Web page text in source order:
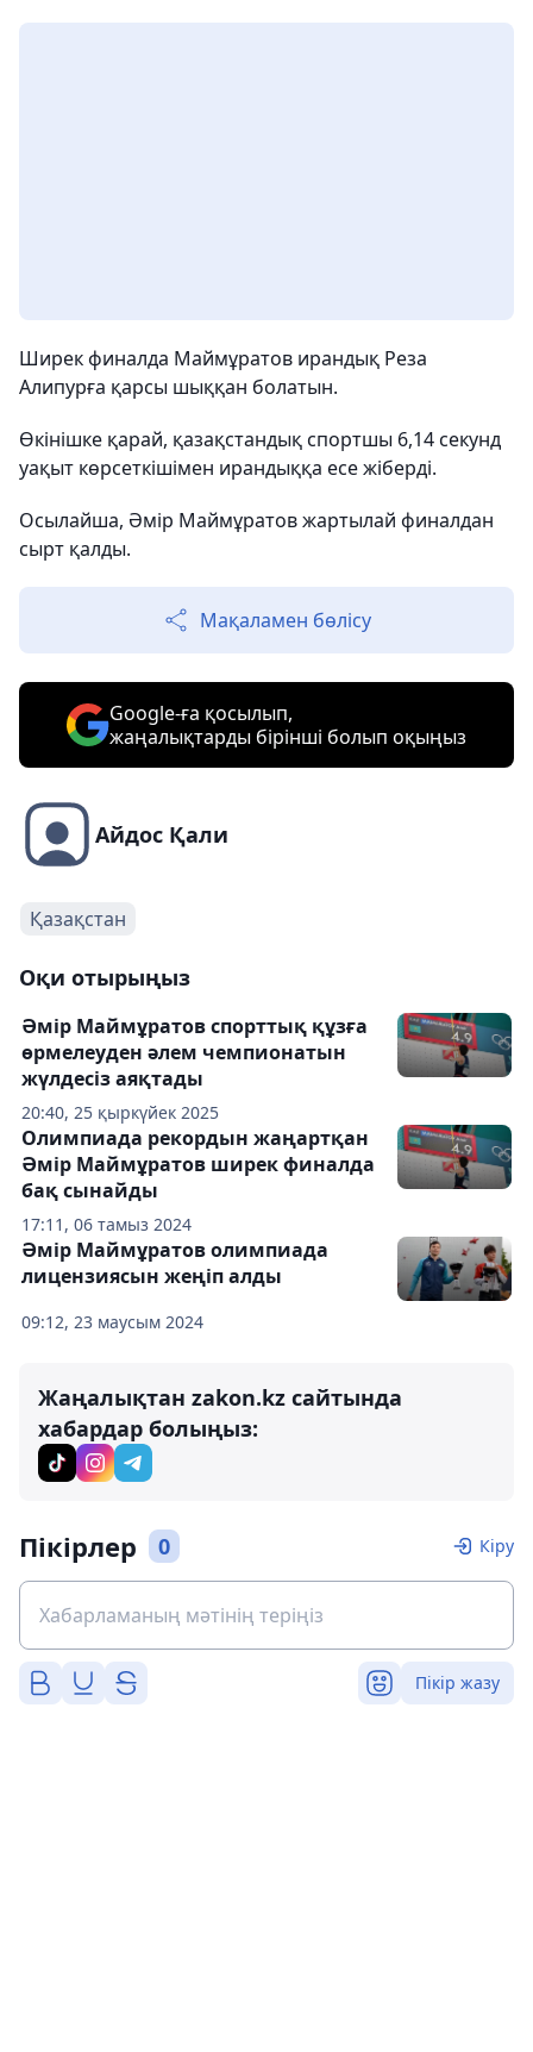
Ширек финалда Маймұратов ирандық Реза
Алипурға қарсы шыққан болатын.
Өкінішке қарай, қазақстандық спортшы 6,14 секунд
уақыт көрсеткішімен ирандыққа есе жіберді.
Осылайша, Әмір Маймұратов жартылай финалдан
сырт қалды.
Мақаламен бөлісу
Google-ға қосылып,
жаңалықтарды бірінші болып оқыңыз
Айдос Қали
Қазақстан
Оқи отырыңыз
20:40, 25 қыркүйек 2025
Әмір Маймұратов спорттық құзға
өрмелеуден әлем чемпионатын
жүлдесіз аяқтады
17:11, 06 тамыз 2024
Олимпиада рекордын жаңартқан
Әмір Маймұратов ширек финалда
бақ сынайды
09:12, 23 маусым 2024
Әмір Маймұратов олимпиада
лицензиясын жеңіп алды
Жаңалықтан zakon.kz сайтында
хабардар болыңыз:
Пікірлер 0 Кіру
Пікір жазу